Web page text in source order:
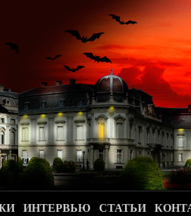
ИНТЕРВЬЮ СТАТЬИ